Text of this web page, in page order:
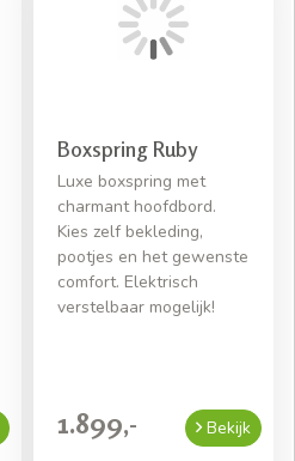
Boxspring Ruby
Luxe boxspring met
charmant hoofdbord.
Kies zelf bekleding,
pootjes en het gewenste
comfort. Elektrisch
verstelbaar mogelijk!
1.899,- Bekijk